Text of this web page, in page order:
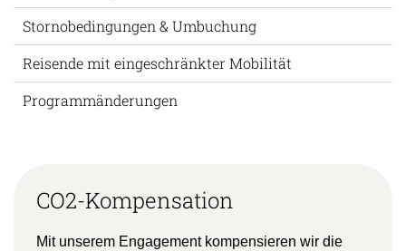
Stornobedingungen & Umbuchung
Reisende mit eingeschränkter Mobilität
Programmänderungen
CO2-Kompensation
Mit unserem Engagement kompensieren wir die